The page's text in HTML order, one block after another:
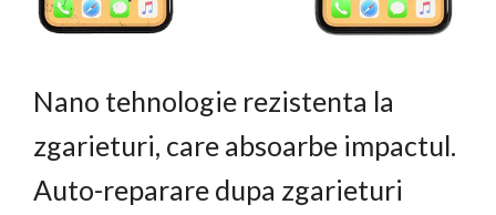
Nano tehnologie rezistenta la
zgarieturi, care absoarbe impactul.
Auto-reparare dupa zgarieturi